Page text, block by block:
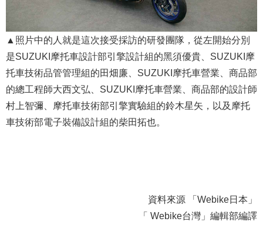
▲照片中的人就是這次接受採訪的研發團隊，從左開始分別
是SUZUKI摩托車設計部引擎設計組的黑須優貴、SUZUKI摩
托車技術品管管理組的田畑廉、SUZUKI摩托車營業、商品部
的總工程師大西文弘、SUZUKI摩托車營業、商品部的設計師
村上智彌、摩托車技術部引擎實驗組的鈴木星矢，以及摩托
車技術部電子裝備設計組的柴田拓也。
資料來源 「Webike日本」
「 Webike台灣」編輯部編譯